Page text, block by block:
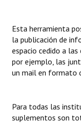
Noticias Destacadas
Registros y
Datos Históricos
Audiencias
Esta herramienta
la publicación de
espacio cedido a
por ejemplo, las
un mail en formato
Para todas las
suplementos son